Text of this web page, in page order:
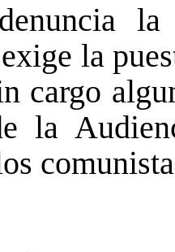
la
la
cargo
la